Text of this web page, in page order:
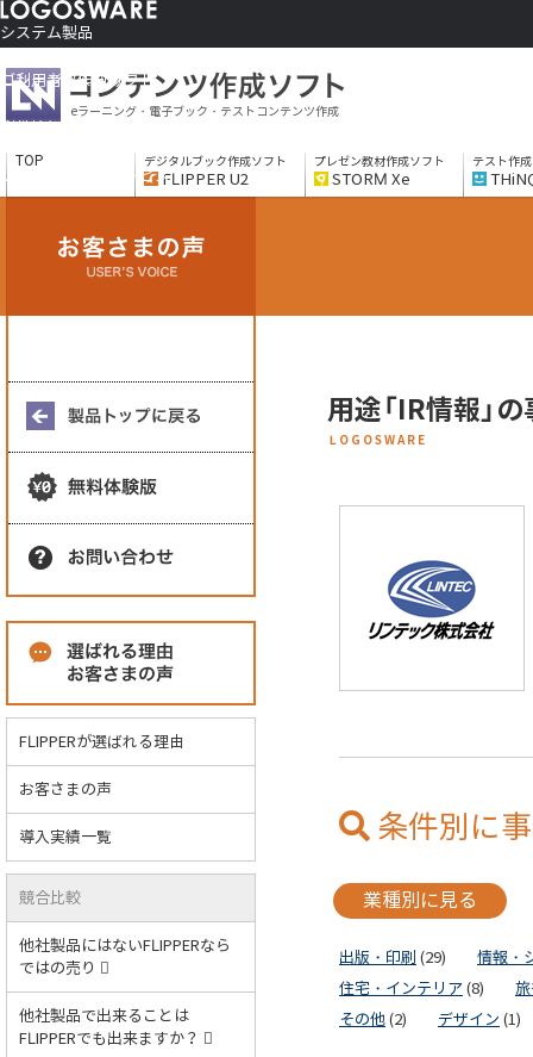
システム製品
コンテンツ作成ソフト
ソリューションサービス
ご利用者さま向け
eラーニング・電子ブック・テストコンテンツ作成
TOP デジタルブック作成ソフト
FLIPPER U2
プレゼン教材作成ソフト
STORM Xe
テスト作
用途「IR情報」
LOGOSWARE
条件別に
業種別に見る
出版・印刷 (29)
情報・
住宅・インテリア (8)
その他 (2) デザイン (1)
FLIPPERが選ばれる理由
お客さまの声
導入実績一覧
競合比較
他社製品にはないFLIPPERなら
ではの売り
他社製品で出来ることは
FLIPPERでも出来ますか？